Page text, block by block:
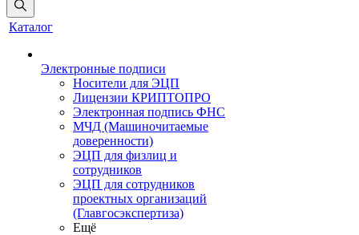
Каталог
Электронные подписи
Носители для ЭЦП
Лицензии КРИПТОПРО
Электронная подпись ФНС
МЧД (Машиночитаемые
доверенности)
ЭЦП для физлиц и
сотрудников
ЭЦП для сотрудников
проектных организаций
(Главгосэкспертиза)
Ещё